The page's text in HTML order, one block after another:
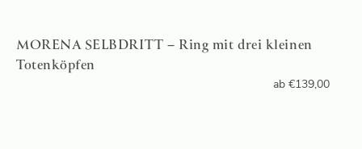
MORENA SELBDRITT – Ring mit drei kleinen
Totenköpfen
ab €139,00